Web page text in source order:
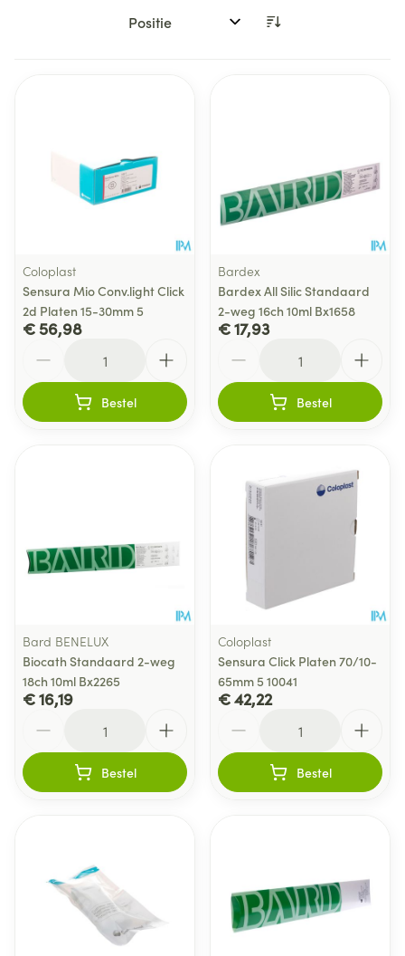
Sorteer op:
Coloplast
Sensura Mio Conv.light Click
2d Platen 15-30mm 5
€ 56,98
Bestel
Bardex
Bardex All Silic Standaard
2-weg 16ch 10ml Bx1658
€ 17,93
Bestel
Bard BENELUX
Biocath Standaard 2-weg
18ch 10ml Bx2265
€ 16,19
Bestel
Coloplast
Sensura Click Platen 70/10-
65mm 5 10041
€ 42,22
Bestel